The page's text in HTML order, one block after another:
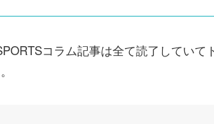
コラム記事は全て読了していて